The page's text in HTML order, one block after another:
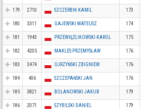
179 2710 SZCZERBIK KAMIL 173
180 3311 GAJEWSKI MATEUSZ 174
181 1943 PRZEWIĘŹLIKOWSKI KAROL 175
182 4205 MAKLES PRZEMYSŁAW 176
183 3474 OJRZYŃSKI ZBIGNIEW 176
184 406 SZCZEPAŃSKI JAN 176
185 3821 BOLANOWSKI JAKUB 179
186 2071 SZYBILSKI DANIEL 179